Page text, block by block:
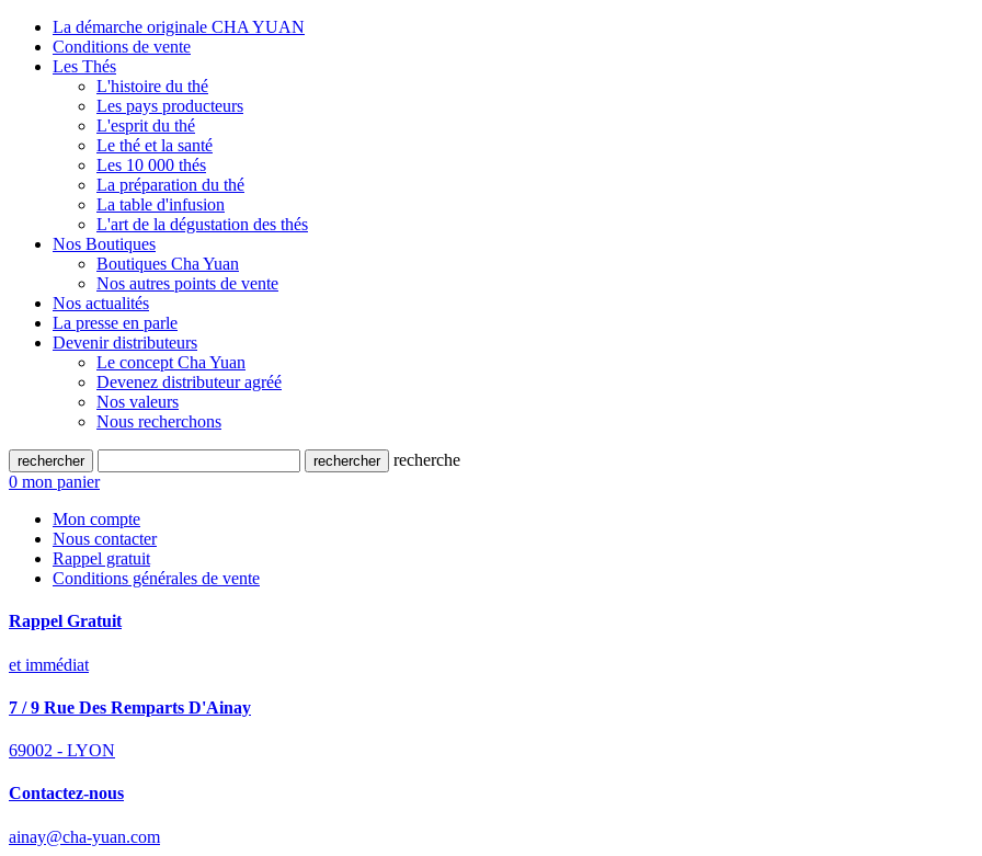
La démarche originale CHA YUAN
Conditions de vente
Les Thés
L'histoire du thé
Les pays producteurs
L'esprit du thé
Le thé et la santé
Les 10 000 thés
La préparation du thé
La table d'infusion
L'art de la dégustation des thés
Nos Boutiques
Boutiques Cha Yuan
Nos autres points de vente
Nos actualités
La presse en parle
Devenir distributeurs
Le concept Cha Yuan
Devenez distributeur agréé
Nos valeurs
Nous recherchons
recherche
0 mon panier
Mon compte
Nous contacter
Rappel gratuit
Conditions générales de vente
Rappel Gratuit
et immédiat
7 / 9 Rue Des Remparts D'Ainay
69002 - LYON
Contactez-nous
ainay@cha-yuan.com